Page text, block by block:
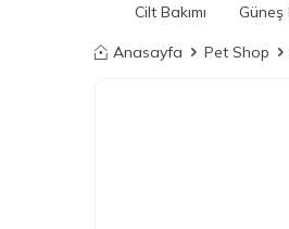
Cilt Bakımı Güneş
Anasayfa Pet Shop